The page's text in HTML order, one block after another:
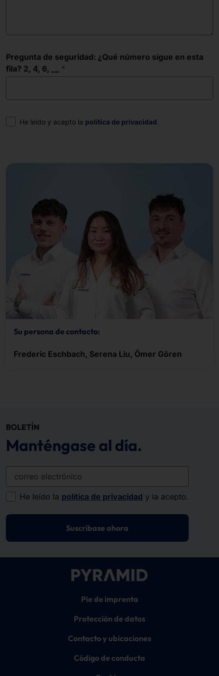
Pregunta de seguridad: ¿Qué número sigue en esta
fila? 2, 4, 6, __
Consentimiento
He leído y acepto la política de privacidad.
Su persona de contacto:
Frederic Eschbach, Serena Liu, Ömer Gören
BOLETÍN
Manténgase al día.
correo electrónico
He leído la política de privacidad y la acepto.
Suscríbase ahora
Pie de imprenta
Protección de datos
Contacto y ubicaciones
Código de conducta